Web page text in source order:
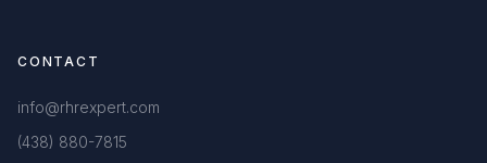
CONTACT
info@rhrexpert.com
(438) 880-7815